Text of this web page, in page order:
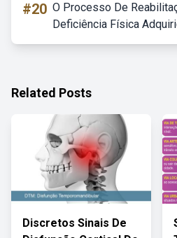
#20 O Processo De
Deficiência Física
Related Posts
Discretos Sinais De